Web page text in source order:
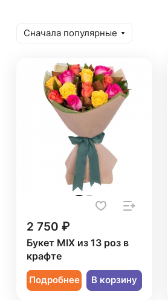
Сначала популярные
2 750 ₽
Букет MIX из 13 роз в
крафте
Подробнее В корзину